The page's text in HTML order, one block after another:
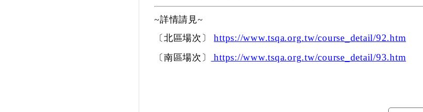
~詳情請見~
〔北區場次〕
https://www.tsqa.org.tw/course_detail/92.htm
〔南區場次〕 https://www.tsqa.org.tw/course_detail/93.htm